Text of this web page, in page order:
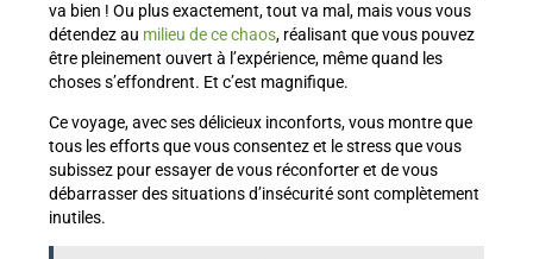
va bien ! Ou plus exactement, tout va mal, mais vous vous
détendez au milieu de ce chaos, réalisant que vous pouvez
être pleinement ouvert à l’expérience, même quand les
choses s’effondrent. Et c’est magnifique.
Ce voyage, avec ses délicieux inconforts, vous montre que
tous les efforts que vous consentez et le stress que vous
subissez pour essayer de vous réconforter et de vous
débarrasser des situations d’insécurité sont complètement
inutiles.